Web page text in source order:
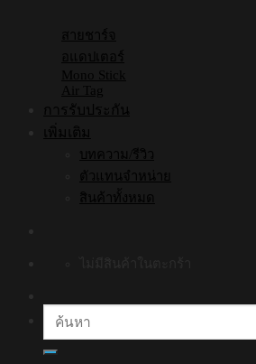
สายชาร์จ
อแดปเตอร์
Mono Stick
Air Tag
การรับประกัน
เพิ่มเติม
บทความ/รีวิว
ตัวแทนจำหน่าย
สินค้าทั้งหมด
ค้นหา: